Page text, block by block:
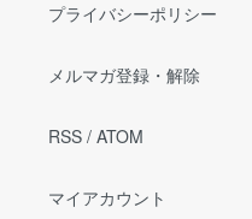
プライバシーポリシー
メルマガ登録・解除
RSS / ATOM
マイアカウント